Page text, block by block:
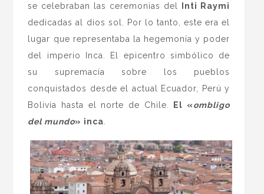
se celebraban las ceremonias del
Inti Raymi
dedicadas al dios sol. Por lo tanto, este era el
lugar que representaba la hegemonía y poder
del imperio Inca. El epicentro simbólico de
su supremacía sobre los pueblos
conquistados desde el actual Ecuador, Perú y
Bolivia hasta el norte de Chile.
El «ombligo
del mundo» inca